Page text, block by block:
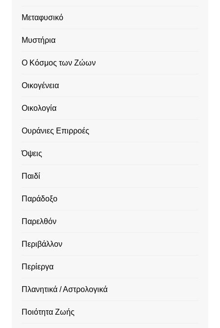
Μεταφυσικό
Μυστήρια
Ο Κόσμος των Ζώων
Οικογένεια
Οικολογία
Ουράνιες Επιρροές
Όψεις
Παιδί
Παράδοξο
Παρελθόν
Περιβάλλον
Περίεργα
Πλανητικά / Αστρολογικά
Ποιότητα Ζωής